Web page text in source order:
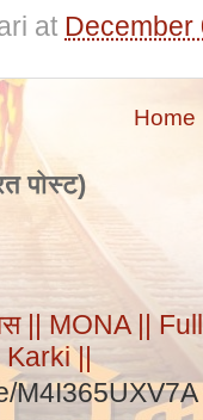
at December
Home
पोस्ट)
|| MONA ||
Karki ||
M4I365UXV7A